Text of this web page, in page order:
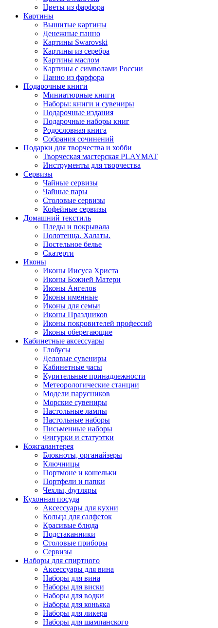
Цветы из фарфора
Картины
Вышитые картины
Денежные панно
Картины Swarovski
Картины из серебра
Картины маслом
Картины с символами России
Панно из фарфора
Подарочные книги
Миниатюрные книги
Наборы: книги и сувениры
Подарочные издания
Подарочные наборы книг
Родословная книга
Собрания сочинений
Подарки для творчества и хобби
Творческая мастерская PLAYMAT
Инструменты для творчества
Cервизы
Чайные сервизы
Чайные пары
Столовые сервизы
Кофейные сервизы
Домашний текстиль
Пледы и покрывала
Полотенца. Халаты.
Постельное белье
Скатерти
Иконы
Иконы Иисуса Христа
Иконы Божией Матери
Иконы Ангелов
Иконы именные
Иконы для семьи
Иконы Праздников
Иконы покровителей профессий
Иконы оберегающие
Кабинетные аксессуары
Глобусы
Деловые сувениры
Кабинетные часы
Курительные принадлежности
Метеорологические станции
Модели парусников
Морские сувениры
Настольные лампы
Настольные наборы
Письменные наборы
Фигурки и статуэтки
Кожгалантерея
Блокноты, органайзеры
Ключницы
Портмоне и кошельки
Портфели и папки
Чехлы, футляры
Кухонная посуда
Аксессуары для кухни
Кольца для салфеток
Красивые блюда
Подстаканники
Столовые приборы
Cервизы
Наборы для спиртного
Аксессуары для вина
Наборы для вина
Наборы для виски
Наборы для водки
Наборы для коньяка
Наборы для ликера
Наборы для шампанского